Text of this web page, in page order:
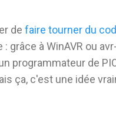
de faire tourner du
à WinAVR ou
programmateur de
ça, c'est une idée